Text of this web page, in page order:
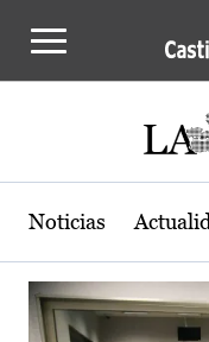
Actualidad
Noticias